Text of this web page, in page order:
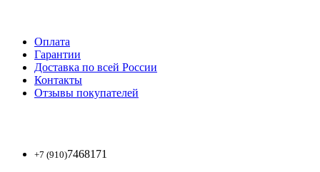
Оплата
Гарантии
Доставка по всей России
Контакты
Отзывы покупателей
+7 (910)7468171